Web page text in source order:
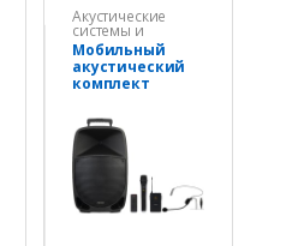
Акустические
системы и
колонки
Мобильный
акустический
комплект
MALIBU-315